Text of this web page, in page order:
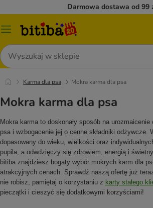
Darmowa dostawa od 99
Menu
Szukaj
Karma dla psa Mokra karma dla psa
Mokra karma dla psa
Mokra karma to doskonały sposób na
psa i wzbogacenie jej o cenne składniki odżywcze.
dopasowany do wieku, wielkości oraz
pupila, a odwdzięczy się zdrowiem, energią i
bitiba znajdziesz bogaty wybór mokrych karm dla
atrakcyjnych cenach. Sprawdź naszą ofertę już
nie robisz, pamiętaj o korzystaniu z karty stałego
pieczątki i cieszyć się dodatkowymi korzyściami!